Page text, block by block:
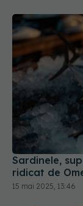
Sardinele,
ridicat de
15 mai 2025, 13:46